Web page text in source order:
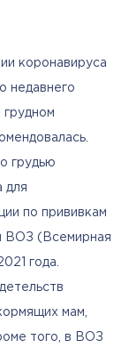
коронавируса
недавнего
грудном
грудью
для
по прививкам
ВОЗ (Всемирная
года.
мам,
того, в ВОЗ